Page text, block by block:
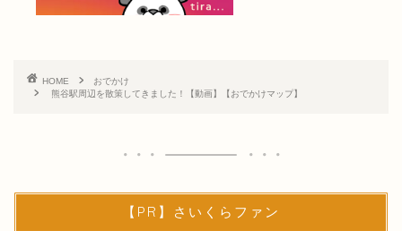
HOME
おでかけ
熊谷駅周辺を散策してきました！【動画】【おでかけマップ】
【PR】さいくらファン